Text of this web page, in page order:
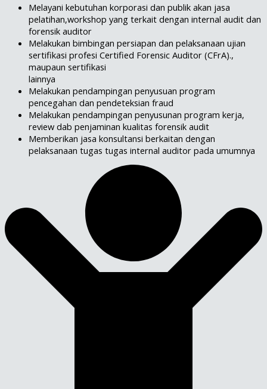
Melayani kebutuhan korporasi dan publik akan jasa
pelatihan,workshop yang terkait dengan internal audit dan
forensik auditor
Melakukan bimbingan persiapan dan pelaksanaan ujian
sertifikasi profesi Certified Forensic Auditor (CFrA).,
maupaun sertifikasi
lainnya
Melakukan pendampingan penyusuan program
pencegahan dan pendeteksian fraud
Melakukan pendampingan penyusunan program kerja,
review dab penjaminan kualitas forensik audit
Memberikan jasa konsultansi berkaitan dengan
pelaksanaan tugas tugas internal auditor pada umumnya